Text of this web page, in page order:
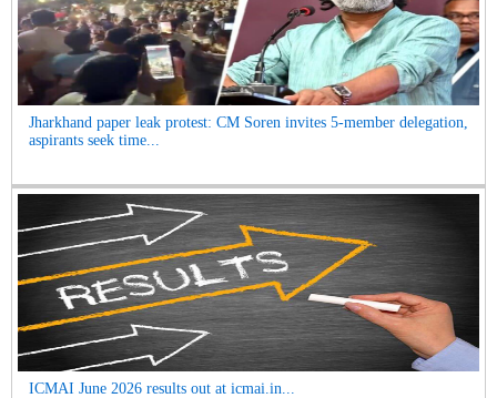
Jharkhand paper leak protest: CM Soren invites 5-member delegation,
aspirants seek time...
ICMAI June 2026 results out at icmai.in...